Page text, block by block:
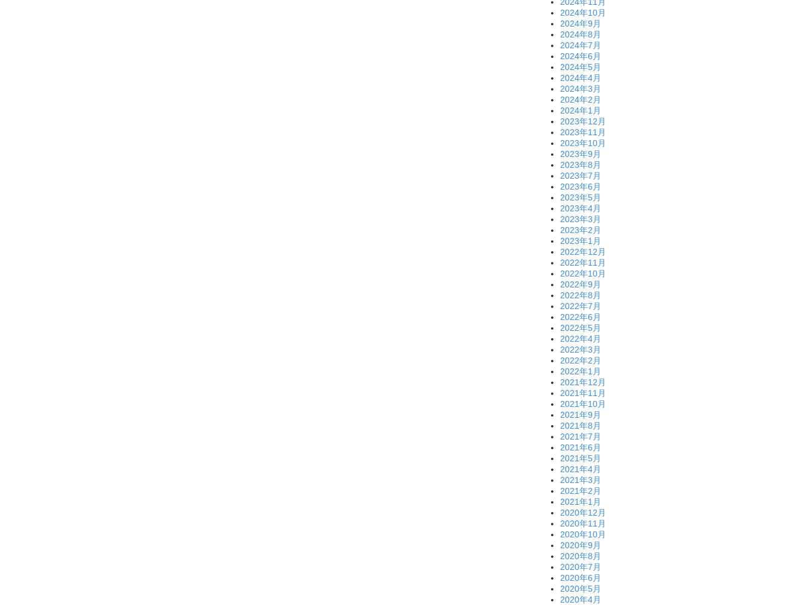
2024年10月
2024年9月
2024年8月
2024年7月
2024年6月
2024年5月
2024年4月
2024年3月
2024年2月
2024年1月
2023年12月
2023年11月
2023年10月
2023年9月
2023年8月
2023年7月
2023年6月
2023年5月
2023年4月
2023年3月
2023年2月
2023年1月
2022年12月
2022年11月
2022年10月
2022年9月
2022年8月
2022年7月
2022年6月
2022年5月
2022年4月
2022年3月
2022年2月
2022年1月
2021年12月
2021年11月
2021年10月
2021年9月
2021年8月
2021年7月
2021年6月
2021年5月
2021年4月
2021年3月
2021年2月
2021年1月
2020年12月
2020年11月
2020年10月
2020年9月
2020年8月
2020年7月
2020年6月
2020年5月
2020年4月